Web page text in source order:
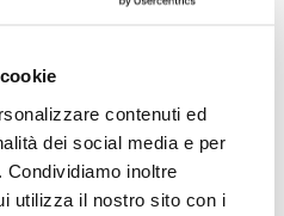
contenuti ed
dei social media e per
inoltre
utilizza il nostro sito con i
e l’orientamento della
finestre può influenzare